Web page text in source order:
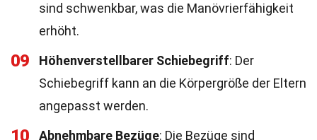
sind schwenkbar, was die Manövrierfähigkeit
erhöht.
09 Höhenverstellbarer Schiebegriff: Der
Schiebegriff kann an die Körpergröße der Eltern
angepasst werden.
10 Abnehmbare Bezüge: Die Bezüge sind